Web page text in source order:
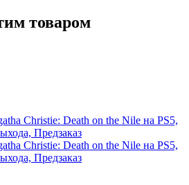
товаром
Christie: Death on the Nile на PS5,
Предзаказ
Christie: Death on the Nile на PS5,
Предзаказ